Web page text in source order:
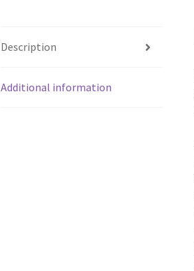
Description
Additional information